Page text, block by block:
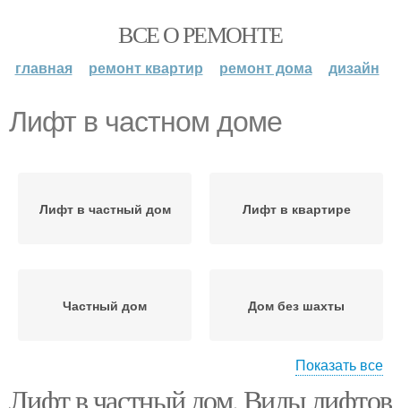
ВСЕ О РЕМОНТЕ
главная ремонт квартир ремонт дома дизайн
Лифт в частном доме
Лифт в частный дом Лифт в квартире
Частный дом Дом без шахты
Самодельный лифт Пневматический лифт
Показать все
Лифт в частный дом. Виды лифтов